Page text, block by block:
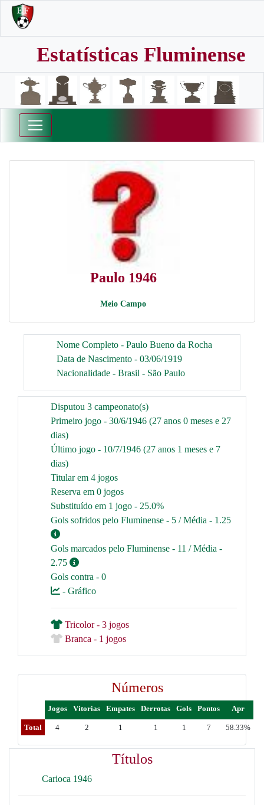
Estatísticas Fluminense
Paulo 1946
Meio Campo
Nome Completo - Paulo Bueno da Rocha
Data de Nascimento - 03/06/1919
Nacionalidade - Brasil - São Paulo
Disputou 3 campeonato(s)
Primeiro jogo - 30/6/1946 (27 anos 0 meses e 27
dias)
Último jogo - 10/7/1946 (27 anos 1 meses e 7
dias)
Titular em 4 jogos
Reserva em 0 jogos
Substituído em 1 jogo - 25.0%
Gols sofridos pelo Fluminense - 5 / Média - 1.25
Gols marcados pelo Fluminense - 11 / Média -
2.75
Gols contra - 0
- Gráfico
Tricolor - 3 jogos
Branca - 1 jogos
Números
Jogos Vitorias Empates Derrotas Gols Pontos Apr
Total 4 2 1 1 1 7 58.33%
Títulos
Carioca 1946